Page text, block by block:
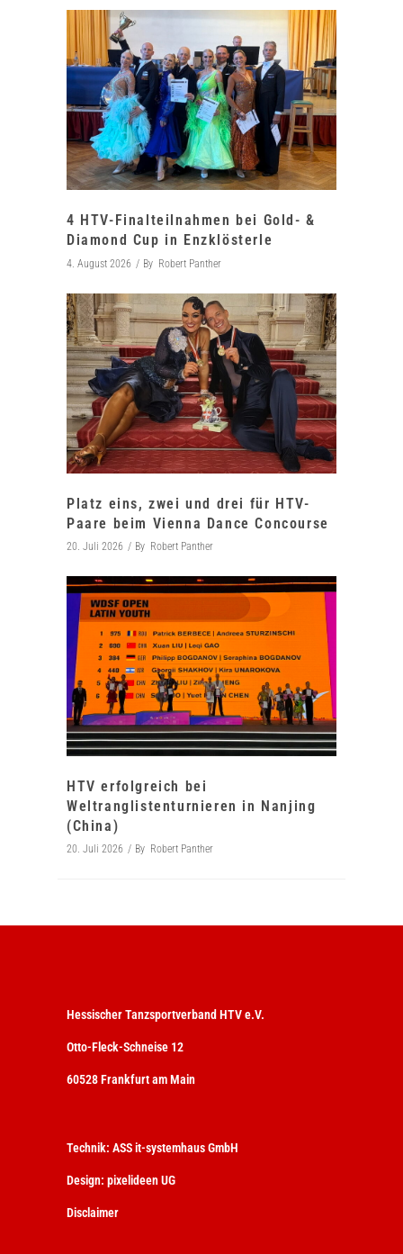
4 HTV-Finalteilnahmen bei Gold- &
Diamond Cup in Enzklösterle
4. August 2026 By Robert Panther
Platz eins, zwei und drei für HTV-
Paare beim Vienna Dance Concourse
20. Juli 2026 By Robert Panther
HTV erfolgreich bei
Weltranglistenturnieren in Nanjing
(China)
20. Juli 2026 By Robert Panther
Hessischer Tanzsportverband HTV e.V.
Otto-Fleck-Schneise 12
60528 Frankfurt am Main
Technik: ASS it-systemhaus GmbH
Design: pixelideen UG
Disclaimer